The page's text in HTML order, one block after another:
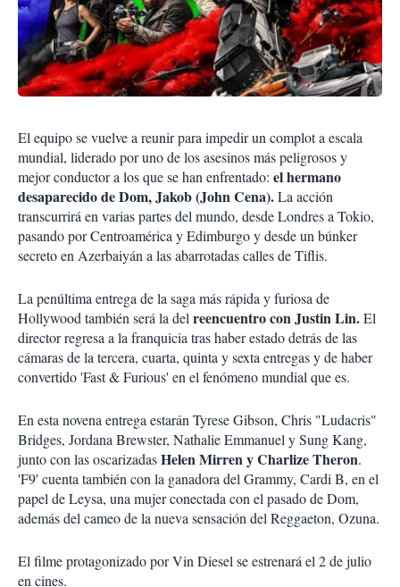
El equipo se vuelve a reunir para impedir un complot a escala
mundial, liderado por uno de los asesinos más peligrosos y
mejor conductor a los que se han enfrentado: el hermano
desaparecido de Dom, Jakob (John Cena).La acción
transcurrirá en varias partes del mundo, desde Londres a Tokio,
pasando por Centroamérica y Edimburgo y desde un búnker
secreto en Azerbaiyán a las abarrotadas calles de Tiflis.
La penúltima entrega de la saga más rápida y furiosa de
Hollywood también será la delreencuentro con Justin Lin.El
director regresa a la franquicia tras haber estado detrás de las
cámaras de la tercera, cuarta, quinta y sexta entregas y de haber
convertido 'Fast & Furious' en el fenómeno mundial que es.
En esta novena entrega estarán Tyrese Gibson, Chris "Ludacris"
Bridges, Jordana Brewster, Nathalie Emmanuel y Sung Kang,
junto con las oscarizadasHelen Mirren y Charlize Theron.
'F9' cuenta también con la ganadora del Grammy, Cardi B, en el
papel de Leysa, una mujer conectada con el pasado de Dom,
además del cameo de la nueva sensación del Reggaeton, Ozuna.
El filme protagonizado por Vin Diesel se estrenará el 2 de julio
en cines.